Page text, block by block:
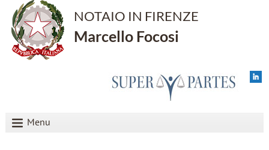
NOTAIO IN FIRENZE
Marcello Focosi
Menu